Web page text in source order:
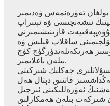
تەۋرەنمەس ۋەدىمىز
ئىشەنچىسى ۋە ئېتىراپ
قازىنىشىمىزنى
ساقلاپ قېلىش ۋە
ھەرىكەتلەندۈرگۈچ كۈچ
بىلەن باغلايمىز.
چەكلىك شىركىتى
قاتتىق دېتال ھەل
ئەۋزەللىكىنى ئىزچىل
شىركەت بىلەن ھەمكارلىق